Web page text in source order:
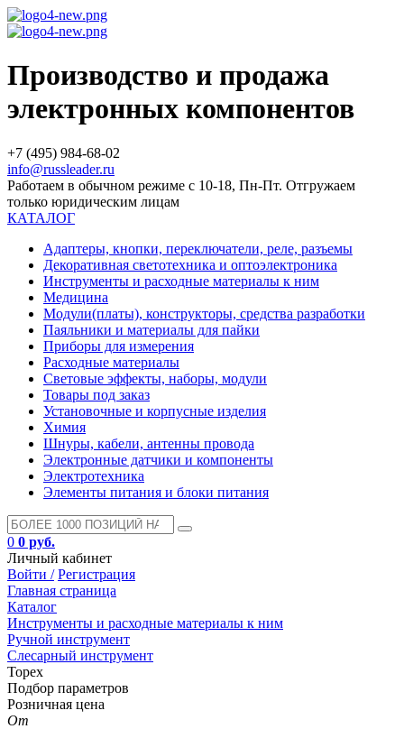
Производство и продажа
электронных компонентов
+7 (495) 984-68-02
info@russleader.ru
Работаем в обычном режиме с 10-18, Пн-Пт. Отгружаем
только юридическим лицам
КАТАЛОГ
Адаптеры, кнопки, переключатели, реле, разъемы
Декоративная светотехника и оптоэлектроника
Инструменты и расходные материалы к ним
Медицина
Модули(платы), конструкторы, средства разработки
Паяльники и материалы для пайки
Приборы для измерения
Расходные материалы
Световые эффекты, наборы, модули
Товары под заказ
Установочные и корпусные изделия
Химия
Шнуры, кабели, антенны провода
Электронные датчики и компоненты
Электротехника
Элементы питания и блоки питания
0 0 руб.
Личный кабинет
Войти / Регистрация
Главная страница
Каталог
Инструменты и расходные материалы к ним
Ручной инструмент
Слесарный инструмент
Topex
Подбор параметров
Розничная цена
От